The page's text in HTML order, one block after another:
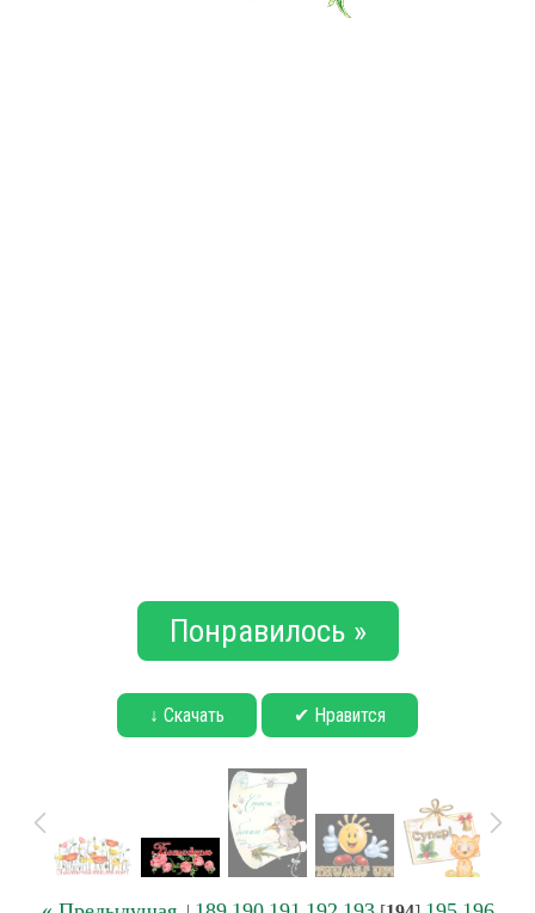
Понравилось »
↓ Скачать ✔ Нравится